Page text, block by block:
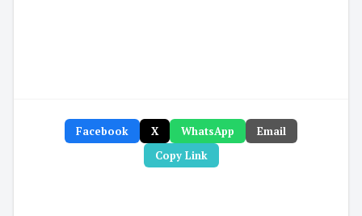
Facebook X WhatsApp
Email
Copy Link